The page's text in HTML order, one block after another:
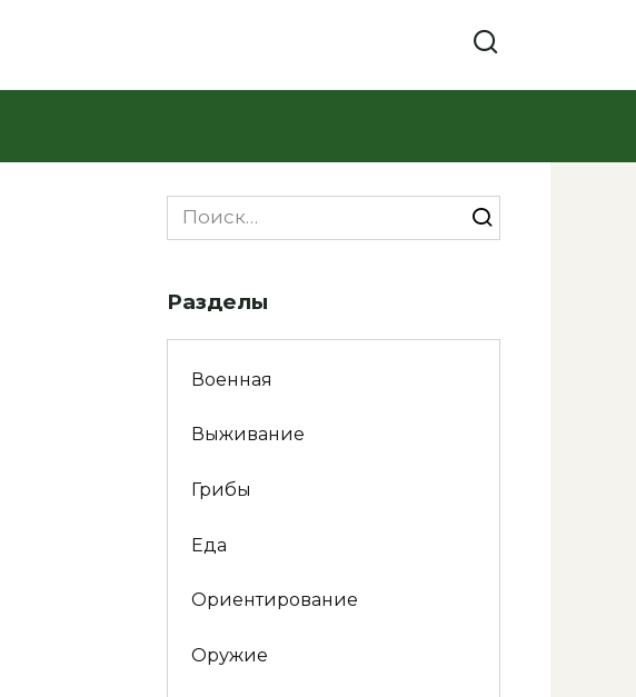
Search
for:
Разделы
Военная
Выживание
Грибы
Еда
Ориентирование
Оружие